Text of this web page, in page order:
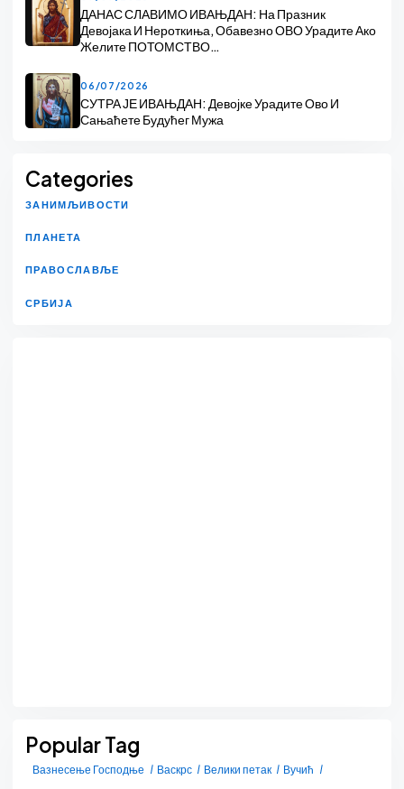
ДАНАС СЛАВИМО ИВАЊДАН: На Празник
Девојака И Нероткиња, Обавезно ОВО Урадите Ако
Желите ПОТОМСТВО…
06/07/2026
СУТРА ЈЕ ИВАЊДАН: Девојке Урадите Ово И
Сањаћете Будућег Мужа
Categories
ЗАНИМЉИВОСТИ
ПЛАНЕТА
ПРАВОСЛАВЉЕ
СРБИЈА
Popular Tag
Вазнесење Господње Васкрс Велики петак
Вучић